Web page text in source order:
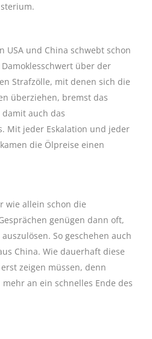
USA und China schwebt schon
über der
Strafzölle, mit denen sich die
überziehen, bremst das
auch das
Mit jeder Eskalation und jeder
die Ölpreise einen
wie allein schon die
genügen dann oft,
So geschehen auch
China. Wie dauerhaft diese
zeigen müssen, denn
an ein schnelles Ende des